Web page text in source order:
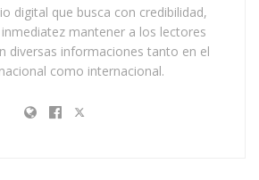
digital que busca con credibilidad,
mantener a los lectores
diversas informaciones tanto en el
como internacional.